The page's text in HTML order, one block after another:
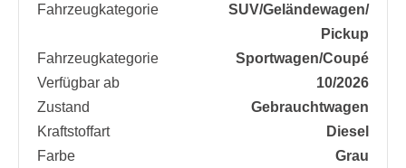
Fahrzeugkategorie
SUV/​Geländewagen/​
Pickup
Fahrzeugkategorie
Sportwagen/​Coupé
Verfügbar ab
10/2026
Zustand
Gebrauchtwagen
Kraftstoffart
Diesel
Farbe
Grau